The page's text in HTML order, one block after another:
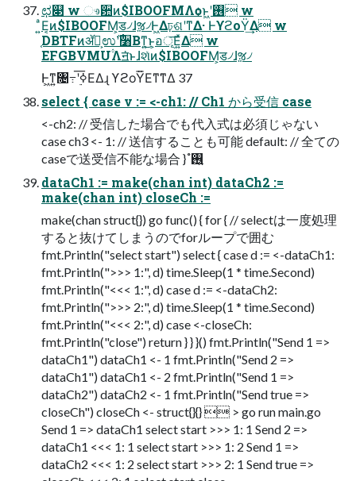
ಛ௃ w ෳ਺ͷ$IBOOFMΛѻ͏ͱ͖ʹ࢖͏ w
͍ͣΕ͔ͷ$IBOOFM͕ड৴ɺૹ৴Ͱ͖Δঢ়ଶʹͳΔ· ͰϒϩοΫ͢Δ w
֤DBTFͷॲཧ͕ಉ࣌ʹ૸Βͳ͍͜ͱ͕อূ͞Ε͍ͯΔ w
EFGBVMU۟Λॻ͘ͱɺશͯͷ$IBOOFM͕ड৴ɺૹ৴
Ͱ͖ͳ͍৔߹ʹ࣮ߦ͞ΕΔɻ ϒϩοΫ͞Εͳ͘ͳΔ 37
select { case v := <-ch1: // Ch1 から受信 case
<-ch2: // 受信した場合でも代入式は必須じゃない
case ch3 <- 1: // 送信することも可能 default: // 全ての
caseで送受信不能な場合 }  ࢖͍ํ
dataCh1 := make(chan int) dataCh2 :=
make(chan int) closeCh :=
make(chan struct{}) go func() { for { // selectは一度処理
すると抜けてしまうのでforループで囲む
fmt.Println("select start") select { case d := <-dataCh1:
fmt.Println(">>> 1:", d) time.Sleep(1 * time.Second)
fmt.Println("<<< 1:", d) case d := <-dataCh2:
fmt.Println(">>> 2:", d) time.Sleep(1 * time.Second)
fmt.Println("<<< 2:", d) case <-closeCh:
fmt.Println("close") return } } }() fmt.Println("Send 1 =>
dataCh1") dataCh1 <- 1 fmt.Println("Send 2 =>
dataCh1") dataCh1 <- 2 fmt.Println("Send 1 =>
dataCh2") dataCh2 <- 1 fmt.Println("Send true =>
closeCh") closeCh <- struct{}{}  > go run main.go
Send 1 => dataCh1 select start >>> 1: 1 Send 2 =>
dataCh1 <<< 1: 1 select start >>> 1: 2 Send 1 =>
dataCh2 <<< 1: 2 select start >>> 2: 1 Send true =>